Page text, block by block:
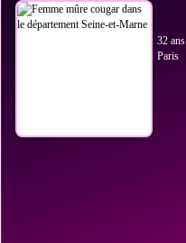
32 ans
Paris